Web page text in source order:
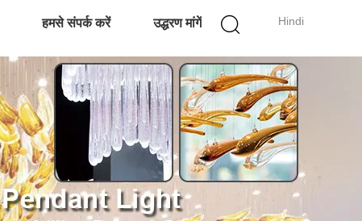
Hindi
हमसे संपर्क करें उद्धरण मांगें